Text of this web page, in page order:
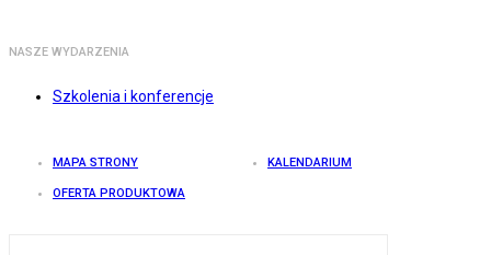
NASZE WYDARZENIA
Szkolenia i konferencje
MAPA STRONY KALENDARIUM
OFERTA PRODUKTOWA